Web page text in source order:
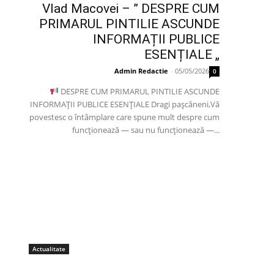
Vlad Macovei – ” DESPRE CUM
PRIMARUL PINTILIE ASCUNDE
INFORMAȚII PUBLICE
ESENȚIALE „
Admin Redactie - 05/05/2026 0
DESPRE CUM PRIMARUL PINTILIE ASCUNDE
INFORMAȚII PUBLICE ESENȚIALE Dragi pașcăneni,Vă
povestesc o întâmplare care spune mult despre cum
funcționează — sau nu funcționează —...
Actualitate